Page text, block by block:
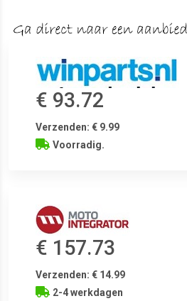
€ 93.72
Verzenden: € 9.99
Voorradig.
€ 157.73
Verzenden: € 14.99
2-4 werkdagen